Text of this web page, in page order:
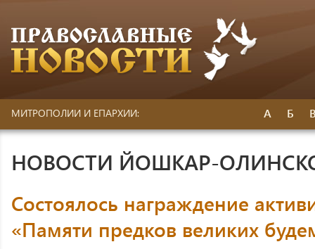
МИТРОПОЛИИ И ЕПАРХИИ: А Б
НОВОСТИ ЙОШКАР-
Состоялось награждение
«Памяти предков великих